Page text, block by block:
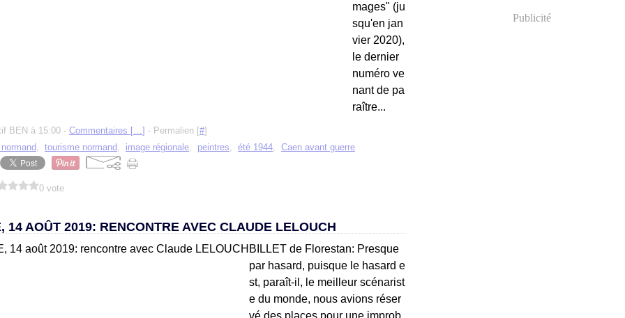
mages" (ju
squ'en jan
vier 2020),
le dernier
numéro ve
nant de pa
raître...
BEN à 15:00 - Commentaires […] - Permalien [#]
, tourisme normand, image régionale, peintres, été 1944, Caen avant guerre
0 vote
14 AOÛT 2019: RENCONTRE AVEC CLAUDE LELOUCH
BILLET de Florestan: Presque
par hasard, puisque le hasard e
st, paraît-il, le meilleur scénarist
e du monde, nous avions réser
vé des places pour une improb
Publicité